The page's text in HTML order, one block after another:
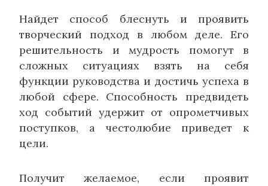
Найдет способ блеснуть и проявить
творческий подход в любом деле. Его
решительность и мудрость помогут в
сложных ситуациях взять на себя
функции руководства и достичь успеха в
любой сфере. Способность предвидеть
ход событий удержит от опрометчивых
поступков, а честолюбие приведет к
цели.
Получит желаемое, если проявит